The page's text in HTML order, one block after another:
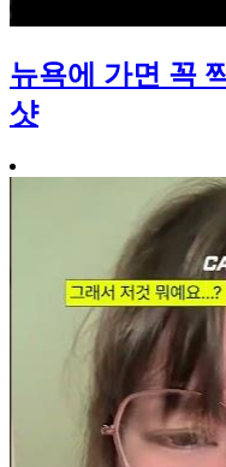
뉴욕에 가면 꼭
샷